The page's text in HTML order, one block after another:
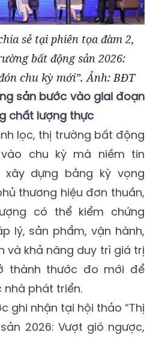
sẻ tại phiên tọa đàm 2,
bất động sản 2026:
chu kỳ mới”. Ảnh: BĐT
sản bước vào giai đoạn
chất lượng thực
lọc, thị trường bất động
chu kỳ mà niềm tin
dựng bằng kỳ vọng
thương hiệu đơn thuần,
có thể kiểm chứng
lý, sản phẩm, vận hành,
và khả năng duy trì giá trị
thành thước đo mới để
nhà phát triển.
ghi nhận tại hội thảo “Thị
2026: Vượt gió ngược,